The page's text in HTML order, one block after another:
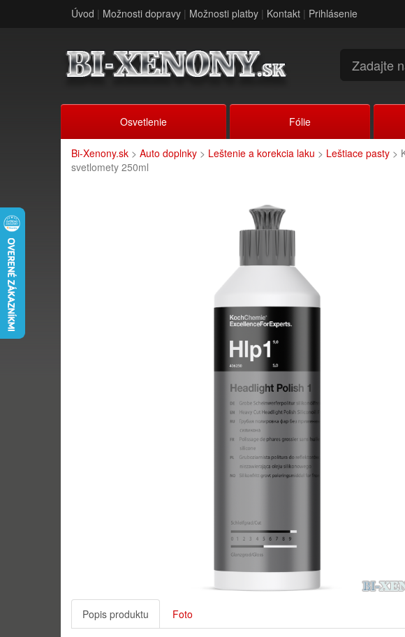
Úvod | Možnosti dopravy | Možnosti platby | Kontakt | Prihlásenie
Osvetlenie Fólie
Bi-Xenony.sk > Auto doplnky > Leštenie a korekcia laku > Leštiace pasty >
svetlomety 250ml
Popis produktu Foto